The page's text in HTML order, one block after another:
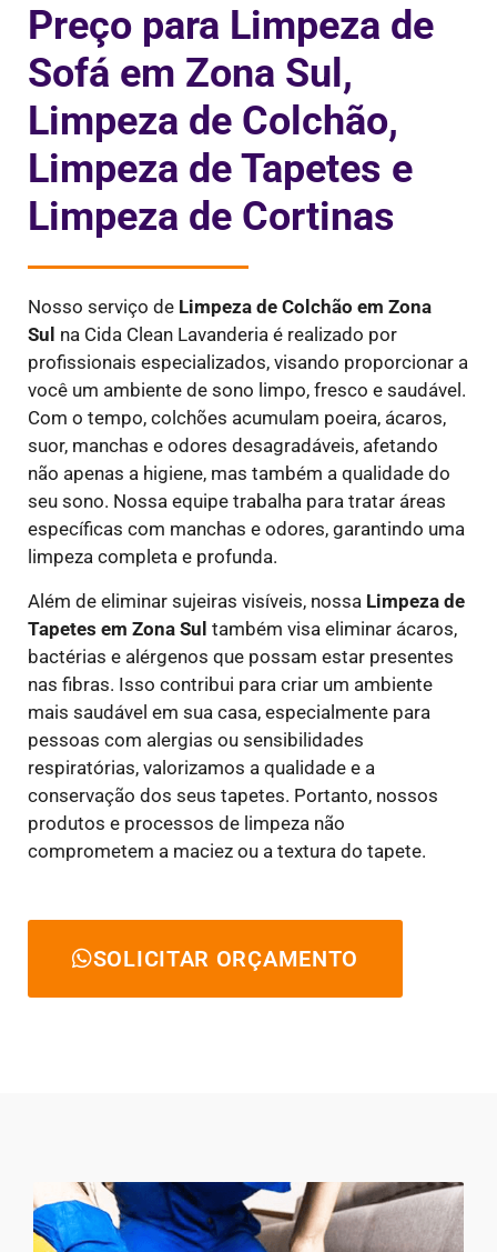
Preço para Limpeza de
Sofá em Zona Sul,
Limpeza de Colchão,
Limpeza de Tapetes e
Limpeza de Cortinas
Nosso serviço de Limpeza de Colchão em Zona
Sul na Cida Clean Lavanderia é realizado por
profissionais especializados, visando proporcionar a
você um ambiente de sono limpo, fresco e saudável.
Com o tempo, colchões acumulam poeira, ácaros,
suor, manchas e odores desagradáveis, afetando
não apenas a higiene, mas também a qualidade do
seu sono. Nossa equipe trabalha para tratar áreas
específicas com manchas e odores, garantindo uma
limpeza completa e profunda.
Além de eliminar sujeiras visíveis, nossa Limpeza de
Tapetes em Zona Sul também visa eliminar ácaros,
bactérias e alérgenos que possam estar presentes
nas fibras. Isso contribui para criar um ambiente
mais saudável em sua casa, especialmente para
pessoas com alergias ou sensibilidades
respiratórias, valorizamos a qualidade e a
conservação dos seus tapetes. Portanto, nossos
produtos e processos de limpeza não
comprometem a maciez ou a textura do tapete.
SOLICITAR ORÇAMENTO